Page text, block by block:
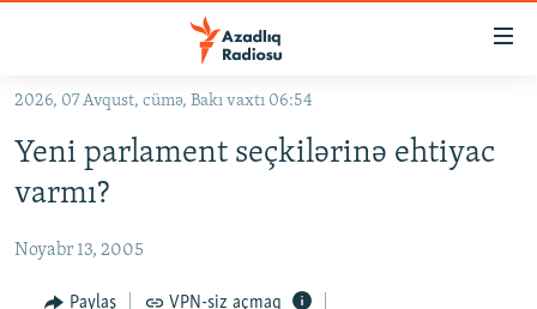
Əsas
qayıt
Əsas
qayıt
#İZAHLA
#ƏSLINDƏ
FƏRQƏ BAX
2026, 07 Avqust, cümə, Bakı vaxtı 06:54
Yeni parlament seçkilərinə ehtiyac
varmı?
Noyabr 13, 2005
Paylaş VPN-siz açmaq